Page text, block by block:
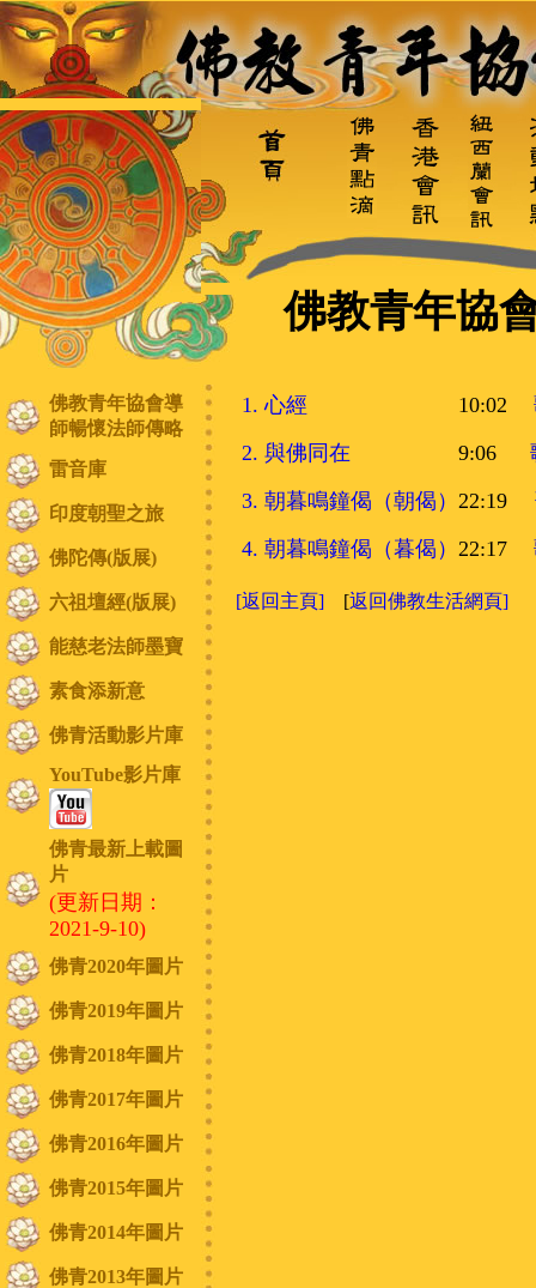
佛教青年協
佛教青年協會導
師暢懷法師傳略
雷音庫
印度朝聖之旅
佛陀傳(版展)
六祖壇經(版展)
能慈老法師墨寶
素食添新意
佛青活動影片庫
YouTube影片庫
佛青最新上載圖
片
(更新日期：
2021-9-10)
佛青2020年圖片
佛青2019年圖片
佛青2018年圖片
佛青2017年圖片
佛青2016年圖片
佛青2015年圖片
佛青2014年圖片
佛青2013年圖片
1. 心經 10:02
2. 與佛同在 9:06
3. 朝暮鳴鐘偈（朝偈） 22:19
4. 朝暮鳴鐘偈（暮偈） 22:17
[返回主頁] [返回佛教生活網頁]